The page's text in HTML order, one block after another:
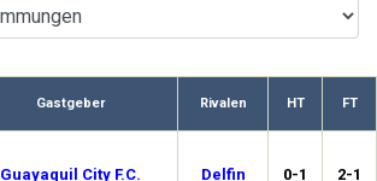
Gastgeber Rivalen HT FT
Guayaquil City F.C. Delfin 0-1 2-1